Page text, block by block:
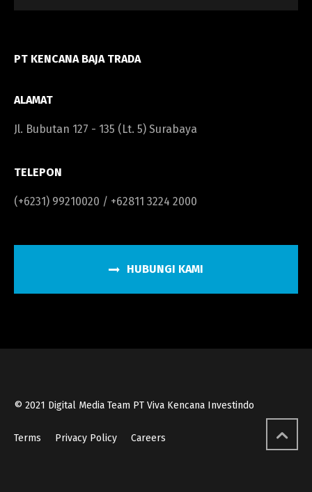
PT KENCANA BAJA TRADA
ALAMAT
Jl. Bubutan 127 - 135 (Lt. 5) Surabaya
TELEPON
(+6231) 99210020 / +62811 3224 2000
HUBUNGI KAMI
© 2021 Digital Media Team PT Viva Kencana Investindo
Terms Privacy Policy Careers